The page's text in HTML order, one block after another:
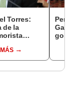
Torres:
de la